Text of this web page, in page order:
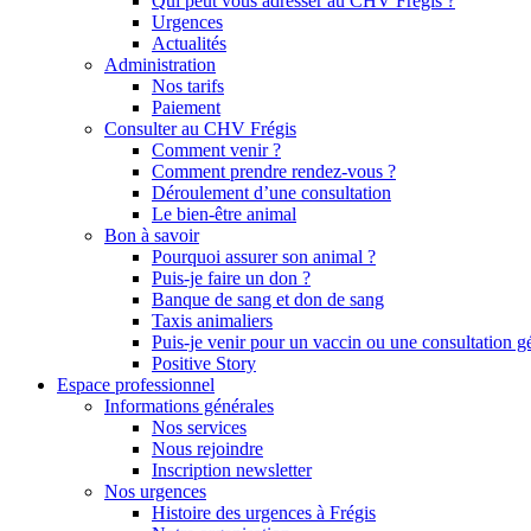
Urgences
Actualités
Administration
Nos tarifs
Paiement
Consulter au CHV Frégis
Comment venir ?
Comment prendre rendez-vous ?
Déroulement d’une consultation
Le bien-être animal
Bon à savoir
Pourquoi assurer son animal ?
Puis-je faire un don ?
Banque de sang et don de sang
Taxis animaliers
Puis-je venir pour un vaccin ou une consultation
Positive Story
Espace professionnel
Informations générales
Nos services
Nous rejoindre
Inscription newsletter
Nos urgences
Histoire des urgences à Frégis